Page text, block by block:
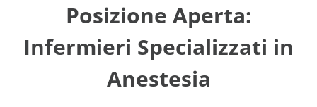
Posizione Aperta:
Infermieri Specializzati in
Anestesia